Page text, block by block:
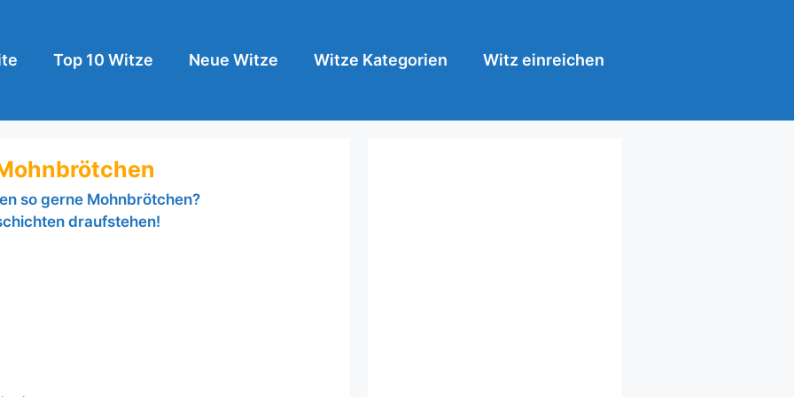
Top 10 Witze Neue Witze Witze Kategorien Witz einreichen
so gerne Mohnbrötchen?
draufstehen!